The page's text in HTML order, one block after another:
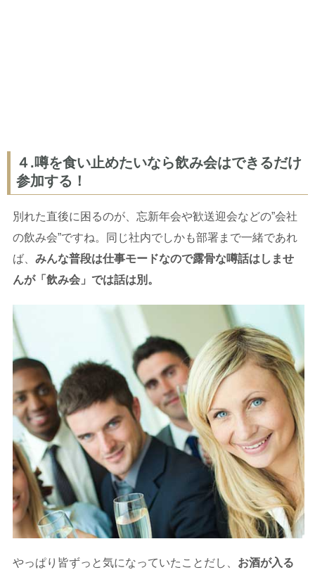
４.噂を食い止めたいなら飲み会はできるだけ
参加する！
別れた直後に困るのが、忘新年会や歓送迎会などの”会社
の飲み会”ですね。同じ社内でしかも部署まで一緒であれ
ば、 みんな普段は仕事モードなので露骨な噂話はしませ
んが「飲み会」では話は別。
やっぱり皆ずっと気になっていたことだし、 お酒が入る